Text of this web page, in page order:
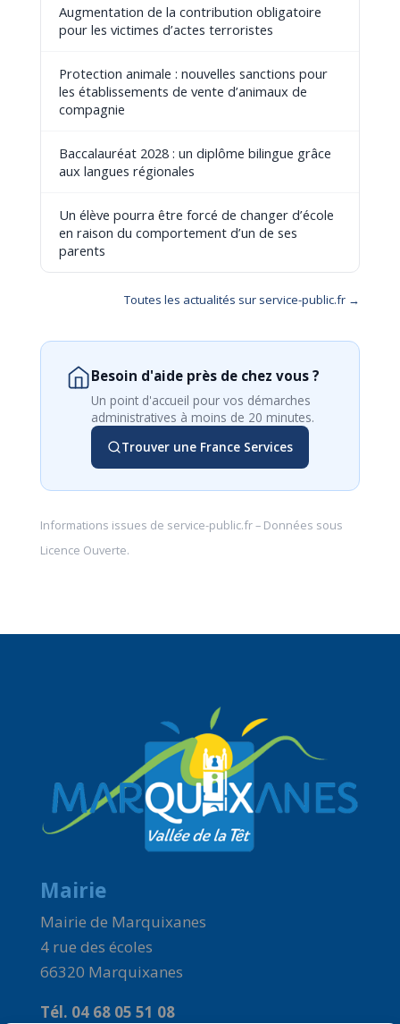
Augmentation de la contribution obligatoire
pour les victimes d’actes terroristes
Protection animale : nouvelles sanctions pour
les établissements de vente d’animaux de
compagnie
Baccalauréat 2028 : un diplôme bilingue grâce
aux langues régionales
Un élève pourra être forcé de changer d’école
en raison du comportement d’un de ses
parents
Toutes les actualités sur service-public.fr →
Besoin d'aide près de chez vous ?
Un point d'accueil pour vos démarches
administratives à moins de 20 minutes.
Trouver une France Services
Informations issues de service-public.fr– Données sous
Licence Ouverte.
Mairie
Mairie de Marquixanes
4 rue des écoles
66320 Marquixanes
Tél. 04 68 05 51 08